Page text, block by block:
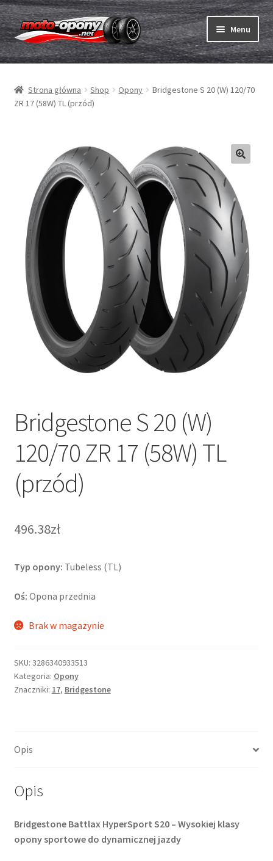
Przejdź
do
nawigacji
Przejdź
do
treści
Menu
Opony
Rozwiń
Dętki & taśmy
Rozwiń
Testy
Marki
Rozwiń
menu
Kontakt
Strona główna Shop Opony
Bridgestone S 20 (W) 120/70
ZR 17 (58W) TL (przód)
Bridgestone S 20 (W)
120/70 ZR 17 (58W) TL
(przód)
496.38zł
Typ opony: Tubeless (TL)
Oś: Opona przednia
Brak w magazynie
SKU: 3286340933513
Kategoria: Opony
Znaczniki: 17, Bridgestone
Opis
Opis
Bridgestone Battlax HyperSport S20 – Wysokiej klasy
opony sportowe do dynamicznej jazdy